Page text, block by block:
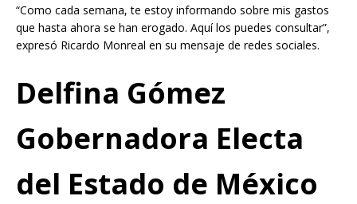
“Como cada semana, te estoy informando sobre mis gastos
que hasta ahora se han erogado. Aquí los puedes consultar”,
expresó Ricardo Monreal en su mensaje de redes sociales.
Delfina Gómez
Gobernadora Electa
del Estado de México